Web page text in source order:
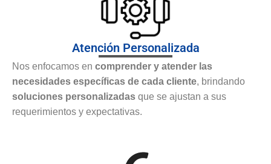
Atención Personalizada
Nos enfocamos en comprender y atender las
necesidades específicas de cada cliente, brindando
soluciones personalizadas que se ajustan a sus
requerimientos y expectativas.